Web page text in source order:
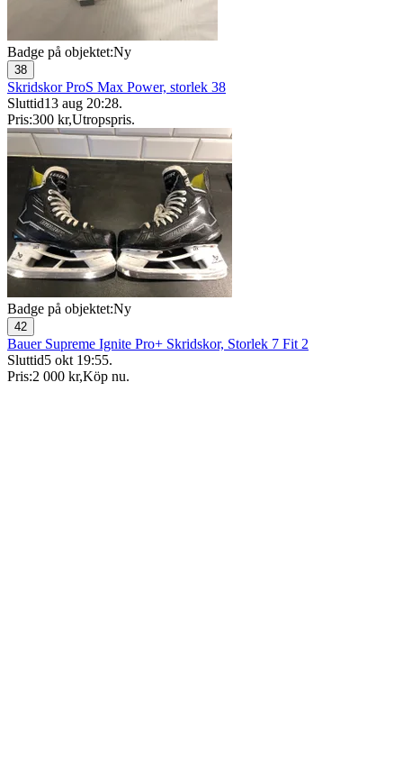
Badge på objektet:Ny
38
Skridskor ProS Max Power, storlek 38
Sluttid13 aug 20:28.
Pris:300 kr,Utropspris.
Badge på objektet:Ny
42
Bauer Supreme Ignite Pro+ Skridskor, Storlek 7 Fit 2
Sluttid5 okt 19:55.
Pris:2 000 kr,Köp nu.